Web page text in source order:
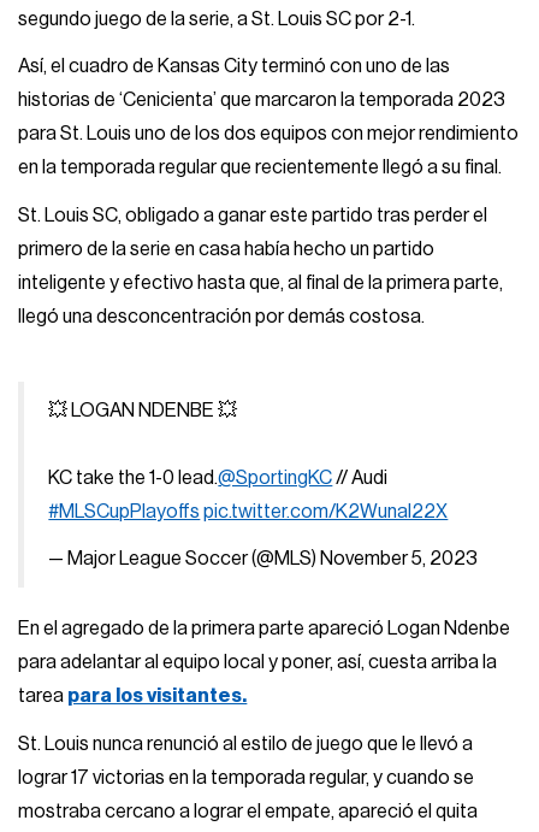
segundo juego de la serie, a St. Louis SC por 2-1.
Así, el cuadro de Kansas City terminó con uno de las
historias de ‘Cenicienta’ que marcaron la temporada 2023
para St. Louis uno de los dos equipos con mejor rendimiento
en la temporada regular que recientemente llegó a su final.
St. Louis SC, obligado a ganar este partido tras perder el
primero de la serie en casa había hecho un partido
inteligente y efectivo hasta que, al final de la primera parte,
llegó una desconcentración por demás costosa.
💥 LOGAN NDENBE 💥
KC take the 1-0 lead.@SportingKC// Audi
#MLSCupPlayoffs pic.twitter.com/K2Wunal22X
— Major League Soccer (@MLS) November 5, 2023
En el agregado de la primera parte apareció Logan Ndenbe
para adelantar al equipo local y poner, así, cuesta arriba la
tarea para los visitantes.
St. Louis nunca renunció al estilo de juego que le llevó a
lograr 17 victorias en la temporada regular, y cuando se
mostraba cercano a lograr el empate, apareció el quita